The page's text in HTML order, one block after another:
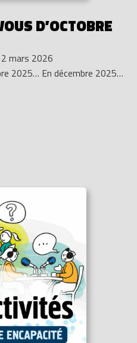
D’OCTOBRE
mars 2026
2025… En décembre 2025…